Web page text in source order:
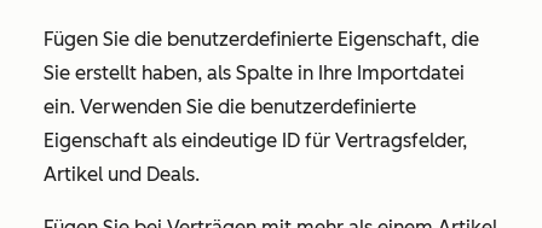
Fügen Sie die benutzerdefinierte Eigenschaft, die
Sie erstellt haben, als Spalte in Ihre Importdatei
ein. Verwenden Sie die benutzerdefinierte
Eigenschaft als eindeutige ID für Vertragsfelder,
Artikel und Deals.